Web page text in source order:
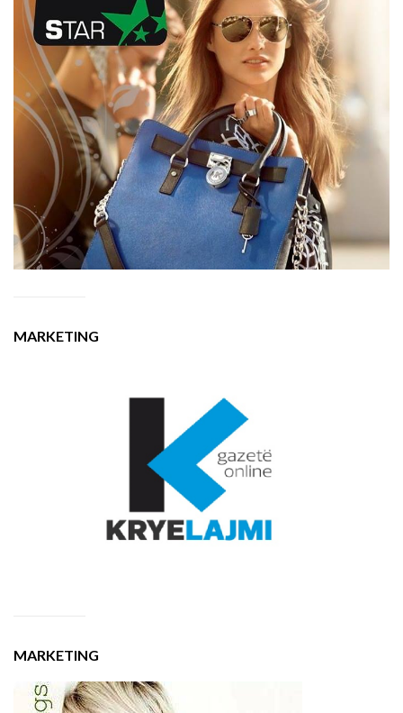
MARKETING
MARKETING